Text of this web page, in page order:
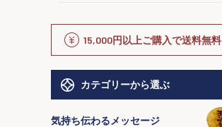
15,000円以上ご購入で送料無料
カテゴリーから選ぶ
気持ち伝わるメッセージ